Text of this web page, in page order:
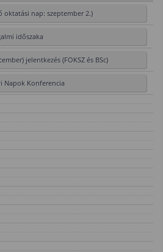
oktatási nap: szeptember 2.)
időszaka
jelentkezés (FOKSZ és BSc)
Napok Konferencia